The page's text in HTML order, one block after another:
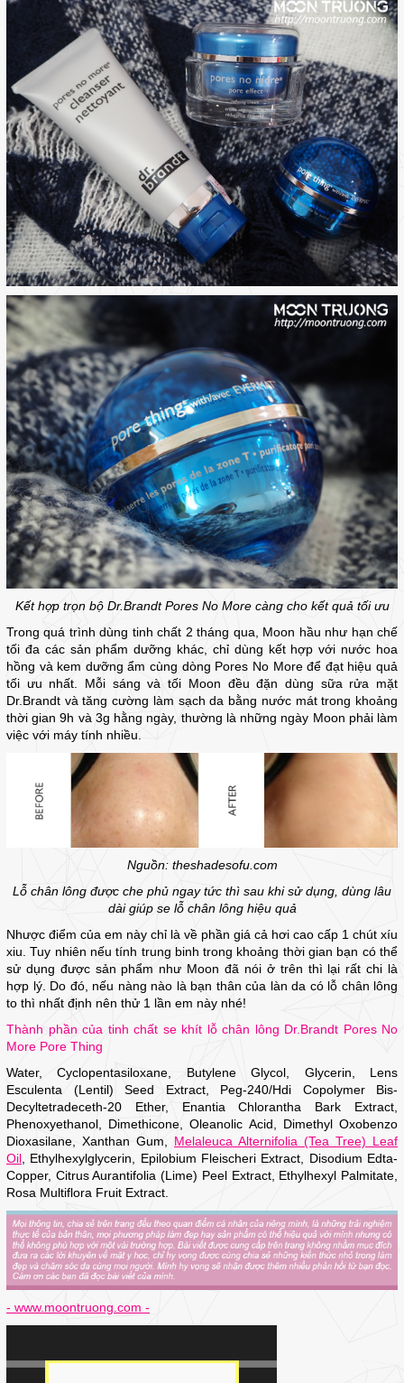
Kết hợp trọn bộ Dr.Brandt Pores No More càng cho kết quả tối ưu
Trong quá trình dùng tinh chất 2 tháng qua, Moon hầu như hạn chế
tối đa các sản phẩm dưỡng khác, chỉ dùng kết hợp với nước hoa
hồng và kem dưỡng ẩm cùng dòng Pores No More để đạt hiệu quả
tối ưu nhất. Mỗi sáng và tối Moon đều đặn dùng sữa rửa mặt
Dr.Brandt và tăng cường làm sạch da bằng nước mát trong khoảng
thời gian 9h và 3g hằng ngày, thường là những ngày Moon phải làm
việc với máy tính nhiều.
Nguồn: theshadesofu.com
Lỗ chân lông được che phủ ngay tức thì sau khi sử dụng, dùng lâu
dài giúp se lỗ chân lông hiệu quả
Nhược điểm của em này chỉ là về phần giá cả hơi cao cấp 1 chút xíu
xiu. Tuy nhiên nếu tính trung binh trong khoảng thời gian bạn có thể
sử dụng được sản phẩm như Moon đã nói ở trên thì lại rất chi là
hợp lý. Do đó, nếu nàng nào là bạn thân của làn da có lỗ chân lông
to thì nhất định nên thử 1 lần em này nhé!
Thành phần của tinh chất se khít lỗ chân lông Dr.Brandt Pores No
More Pore Thing
Water, Cyclopentasiloxane, Butylene Glycol, Glycerin, Lens
Esculenta (Lentil) Seed Extract, Peg-240/Hdi Copolymer Bis-
Decyltetradeceth-20 Ether, Enantia Chlorantha Bark Extract,
Phenoxyethanol, Dimethicone, Oleanolic Acid, Dimethyl Oxobenzo
Dioxasilane, Xanthan Gum, Melaleuca Alternifolia (Tea Tree) Leaf
Oil , Ethylhexylglycerin, Epilobium Fleischeri Extract, Disodium Edta-
Copper, Citrus Aurantifolia (Lime) Peel Extract, Ethylhexyl Palmitate,
Rosa Multiflora Fruit Extract.
- www.moontruong.com -